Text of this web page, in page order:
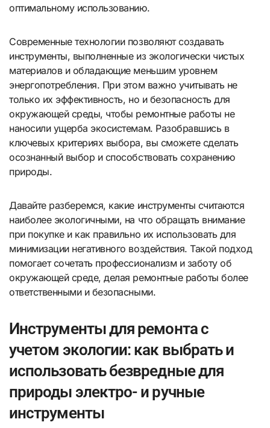
оптимальному использованию.
Современные технологии позволяют создавать
инструменты, выполненные из экологически чистых
материалов и обладающие меньшим уровнем
энергопотребления. При этом важно учитывать не
только их эффективность, но и безопасность для
окружающей среды, чтобы ремонтные работы не
наносили ущерба экосистемам. Разобравшись в
ключевых критериях выбора, вы сможете сделать
осознанный выбор и способствовать сохранению
природы.
Давайте разберемся, какие инструменты считаются
наиболее экологичными, на что обращать внимание
при покупке и как правильно их использовать для
минимизации негативного воздействия. Такой подход
помогает сочетать профессионализм и заботу об
окружающей среде, делая ремонтные работы более
ответственными и безопасными.
Инструменты для ремонта с
учетом экологии: как выбрать и
использовать безвредные для
природы электро- и ручные
инструменты